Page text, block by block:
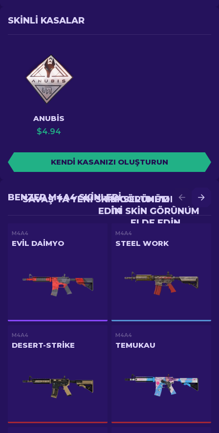
SKINLI KASALAR
ANUBIS
$4.94
KENDI KASANIZI OLUŞTURUN
YÜKSELTME'DE DAHA
IYI SKIN GÖRÜNÜM
ELDE EDIN
SAVAŞ'TA YENI SKIN GÖRÜNÜM ELDE
EDIN
BENZER M4A4 SKINLERI
M4A4
EVIL DAIMYO
M4A4
STEEL WORK
M4A4
DESERT-STRIKE
M4A4
TEMUKAU